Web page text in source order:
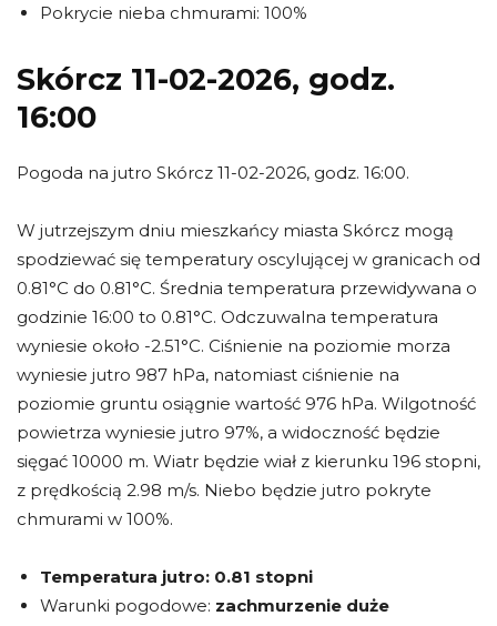
Pokrycie nieba chmurami: 100%
Skórcz 11-02-2026, godz.
16:00
Pogoda na jutro Skórcz 11-02-2026, godz. 16:00.
W jutrzejszym dniu mieszkańcy miasta Skórcz mogą
spodziewać się temperatury oscylującej w granicach od
0.81°C do 0.81°C. Średnia temperatura przewidywana o
godzinie 16:00 to 0.81°C. Odczuwalna temperatura
wyniesie około -2.51°C. Ciśnienie na poziomie morza
wyniesie jutro 987 hPa, natomiast ciśnienie na
poziomie gruntu osiągnie wartość 976 hPa. Wilgotność
powietrza wyniesie jutro 97%, a widoczność będzie
sięgać 10000 m. Wiatr będzie wiał z kierunku 196 stopni,
z prędkością 2.98 m/s. Niebo będzie jutro pokryte
chmurami w 100%.
Temperatura jutro: 0.81 stopni
Warunki pogodowe: zachmurzenie duże